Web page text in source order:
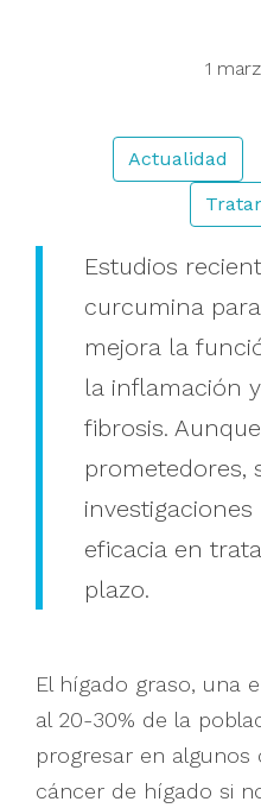
1
Actualidad
Estudios
curcumina
mejora la
la inflamación
fibrosis.
prometedores,
eficacia en
plazo.
El hígado graso, una
al 20-30% de la
progresar en algunos
cáncer de hígado si